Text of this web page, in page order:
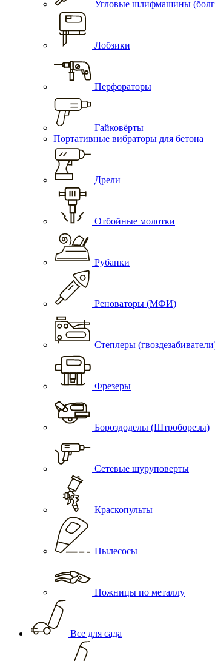
Угловые шлифмашины
Лобзики
Перфораторы
Гайковёрты
Портативные вибраторы для бетона
Дрели
Отбойные молотки
Рубанки
Реноваторы (МФИ)
Степлеры
Фрезеры
Бороздоделы (Штроборезы)
Сетевые шуруповерты
Краскопульты
Пылесосы
Ножницы по металлу
Все для сада